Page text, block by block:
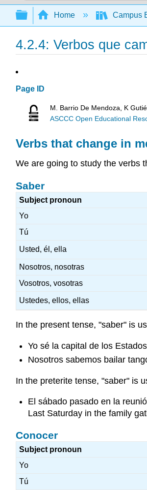
Search
Expand/collapse
Home Campus
4.2.4: Verbos que
Page ID
M. Barrio De Mendoza, K
ASCCC Open Educational
Verbs that change in
We are going to study the verbs
Saber
Subject pronoun
Yo
Tú
Usted, él, ella
Nosotros, nosotras
Vosotros, vosotras
Ustedes, ellos, ellas
In the present tense, "saber" is
Yo sé la capital de los
Nosotros sabemos bailar
In the preterite tense, "saber" is
El sábado pasado en la
Last Saturday in the family
Conocer
Subject pronoun
Yo
Tú